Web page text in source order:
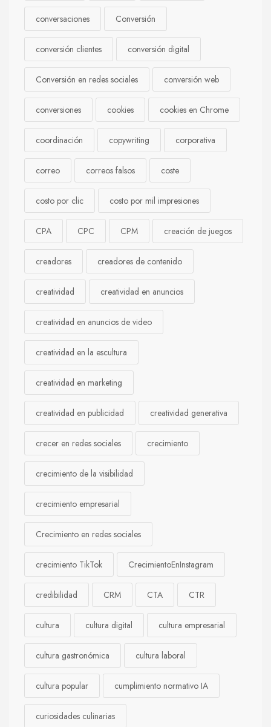
conversaciones Conversión
conversión clientes conversión digital
Conversión en redes sociales conversión web
conversiones cookies cookies en Chrome
coordinación copywriting corporativa
correo correos falsos coste
costo por clic costo por mil impresiones
CPA CPC CPM creación de juegos
creadores creadores de contenido
creatividad creatividad en anuncios
creatividad en anuncios de video
creatividad en la escultura
creatividad en marketing
creatividad en publicidad creatividad generativa
crecer en redes sociales crecimiento
crecimiento de la visibilidad
crecimiento empresarial
Crecimiento en redes sociales
crecimiento TikTok CrecimientoEnInstagram
credibilidad CRM CTA CTR
cultura cultura digital cultura empresarial
cultura gastronómica cultura laboral
cultura popular cumplimiento normativo IA
curiosidades culinarias